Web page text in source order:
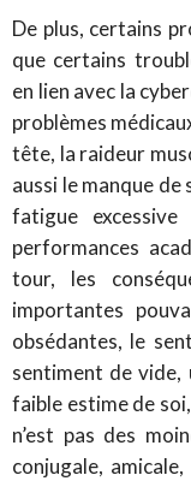
De plus, certains
que certains
en lien avec la
problèmes
tête, la raideur
aussi le manque de
fatigue
performances
tour, les
importantes
obsédantes, le
sentiment de vide,
faible estime de
n’est pas des
conjugale,